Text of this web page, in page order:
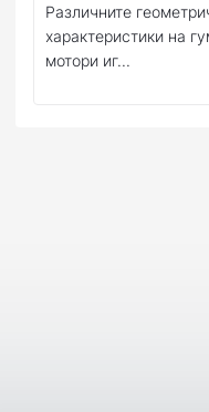
Различните
характеристики на
мотори иг...